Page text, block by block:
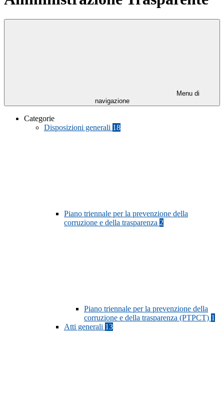
Menu di
navigazione
Categorie
Disposizioni generali 18
Piano triennale per la prevenzione della
corruzione e della trasparenza 2
Piano triennale per la prevenzione della
corruzione e della trasparenza (PTPCT) 1
Atti generali 13